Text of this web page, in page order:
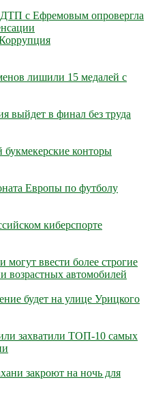
с Ефремовым опровергла
лишили 15 медалей с
выйдет в финал без труда
букмекерские конторы
Европы по футболу
киберспорте
могут ввести более строгие
возрастных автомобилей
будет на улице Урицкого
захватили ТОП-10 самых
закроют на ночь для